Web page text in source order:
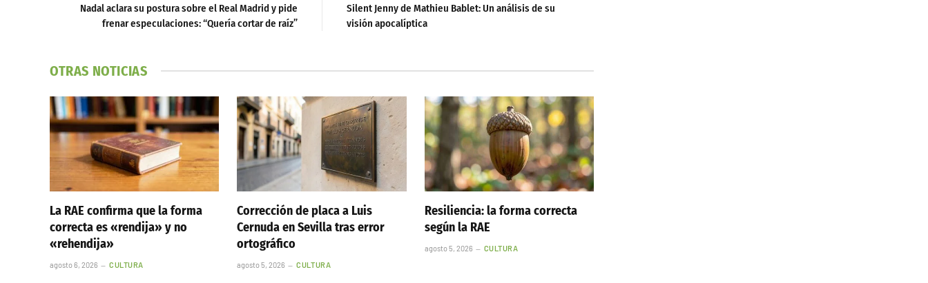
Nadal aclara su postura sobre el Real Madrid y pide
frenar especulaciones: “Quería cortar de raíz”
Silent Jenny de Mathieu Bablet: Un análisis de su
visión apocalíptica
OTRAS NOTICIAS
La RAE confirma que la forma
correcta es «rendija» y no
«rehendija»
agosto 6, 2026 CULTURA
Corrección de placa a Luis
Cernuda en Sevilla tras error
ortográfico
agosto 5, 2026 CULTURA
Resiliencia: la forma correcta
según la RAE
agosto 5, 2026 CULTURA